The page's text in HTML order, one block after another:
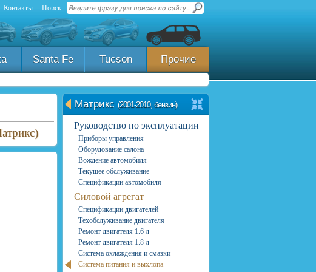
Контакты Поиск:
Santa Fe Tucson Прочие
Матрикс (2001-2010, бензин)
Руководство по эксплуатации
Приборы управления
Оборудование салона
Вождение автомобиля
Текущее обслуживание
Спецификации автомобиля
Силовой агрегат
Спецификации двигателей
Техобслуживание двигателя
Ремонт двигателя 1.6 л
Ремонт двигателя 1.8 л
Система охлаждения и смазки
Система питания и выхлопа